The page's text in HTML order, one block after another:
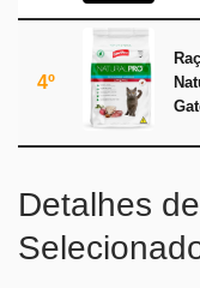
4º
Detalhes